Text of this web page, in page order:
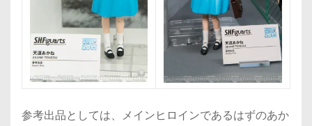
参考出品としては、メインヒロインであるはずのあか